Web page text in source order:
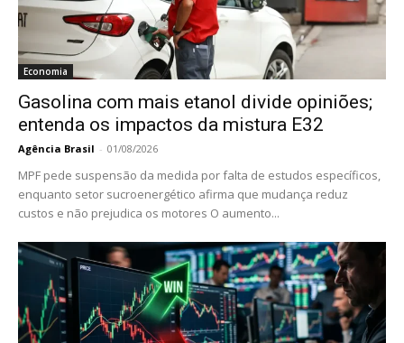
Economia
Gasolina com mais etanol divide opiniões;
entenda os impactos da mistura E32
Agência Brasil - 01/08/2026
MPF pede suspensão da medida por falta de estudos específicos,
enquanto setor sucroenergético afirma que mudança reduz
custos e não prejudica os motores O aumento...